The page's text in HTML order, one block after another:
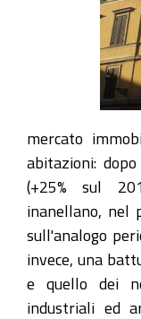
mercato
abitazioni:
(+25% sul
inanellano, nel
sull'analogo
invece, una
e quello dei
industriali ed